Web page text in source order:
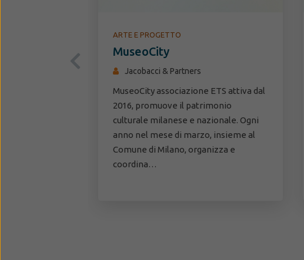
ARTE E PROGETTO
MuseoCity
Jacobacci & Partners
MuseoCity associazione ETS attiva dal
2016, promuove il patrimonio
culturale milanese e nazionale. Ogni
anno nel mese di marzo, insieme al
Comune di Milano, organizza e
coordina…